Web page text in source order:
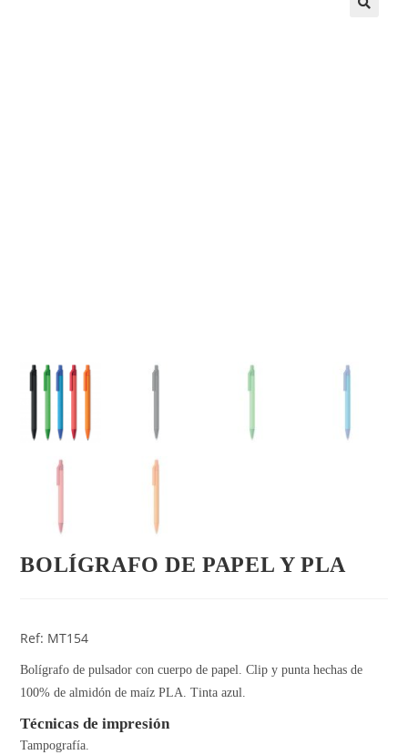
BOLÍGRAFO DE PAPEL Y PLA
Ref: MT154
Bolígrafo de pulsador con cuerpo de papel. Clip y punta hechas de
100% de almidón de maíz PLA. Tinta azul.
Técnicas de impresión
Tampografía.